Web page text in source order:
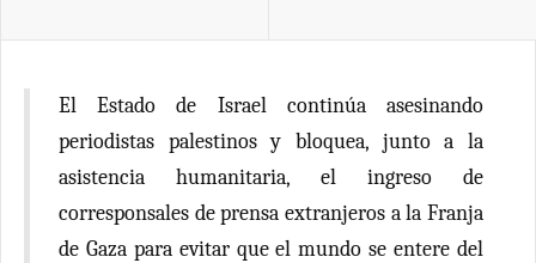
El Estado de Israel continúa asesinando
periodistas palestinos y bloquea, junto a la
asistencia humanitaria, el ingreso de
corresponsales de prensa extranjeros a la Franja
de Gaza para evitar que el mundo se entere del